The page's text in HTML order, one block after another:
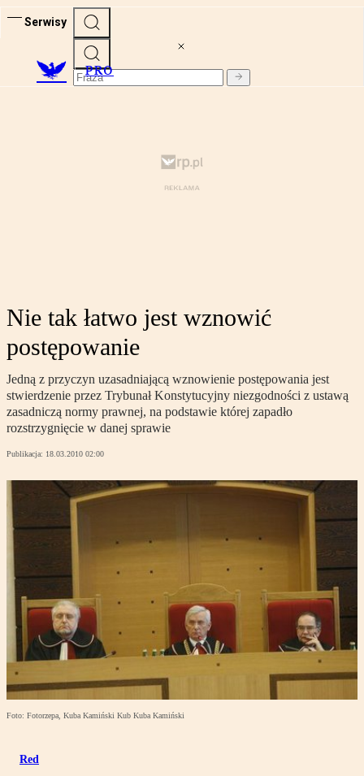
Serwisy
PRO
Nie tak łatwo jest wznowić
postępowanie
Jedną z przyczyn uzasadniającą wznowienie postępowania jest
stwierdzenie przez Trybunał Konstytucyjny niezgodności z ustawą
zasadniczą normy prawnej, na podstawie której zapadło
rozstrzygnięcie w danej sprawie
Publikacja: 18.03.2010 02:00
Foto: Fotorzepa, Kuba Kamiński Kub Kuba Kamiński
Red